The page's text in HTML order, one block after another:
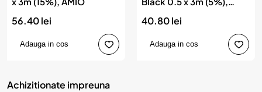
56.40 lei
Adauga in cos
40.80 lei
Adauga in cos
Achizitionate impreuna